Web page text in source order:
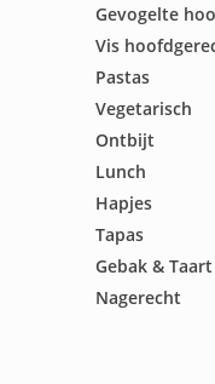
Gevogelte
Vis
Pastas
Vegetarisch
Ontbijt
Lunch
Hapjes
Tapas
Gebak & Taart
Nagerecht